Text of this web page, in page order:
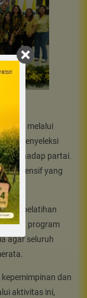
melalui
menyeleksi
terhadap partai.
intensif yang
pelatihan
itu, program
agar seluruh
dan
aktivitas ini,